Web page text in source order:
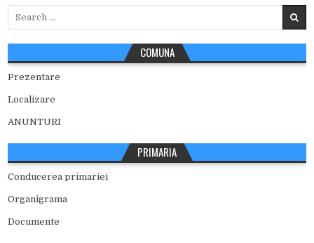
COMUNA
Prezentare
Localizare
ANUNTURI
PRIMARIA
Conducerea primariei
Organigrama
Documente